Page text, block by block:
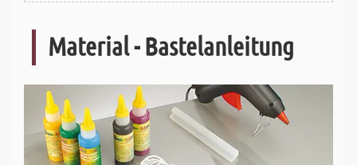
Material - Bastelanleitung